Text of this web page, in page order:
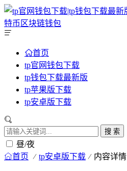
首页
tp官网钱包下载
tp钱包下载最新版
tp苹果版下载
tp安卓版下载
搜 索
昼/夜
首页 tp安卓版下载 内容详情